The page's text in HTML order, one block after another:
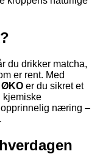
du drikker matcha,
er rent. Med
ØKO er du sikret et
kjemiske
opprinnelig næring –